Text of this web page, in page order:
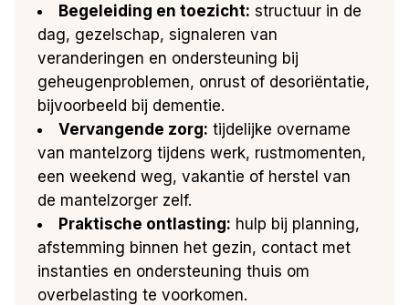
Begeleiding en toezicht: structuur in de
dag, gezelschap, signaleren van
veranderingen en ondersteuning bij
geheugenproblemen, onrust of desoriëntatie,
bijvoorbeeld bij dementie.
Vervangende zorg: tijdelijke overname
van mantelzorg tijdens werk, rustmomenten,
een weekend weg, vakantie of herstel van
de mantelzorger zelf.
Praktische ontlasting: hulp bij planning,
afstemming binnen het gezin, contact met
instanties en ondersteuning thuis om
overbelasting te voorkomen.